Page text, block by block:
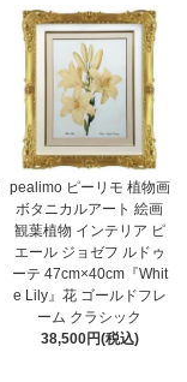
pealimo ピーリモ 植物画
ボタニカルアート 絵画
観葉植物 インテリア ピ
エール ジョゼフ ルドゥ
ーテ 47cm×40cm『Whit
e Lily』花 ゴールドフレ
ーム クラシック
38,500円(税込)